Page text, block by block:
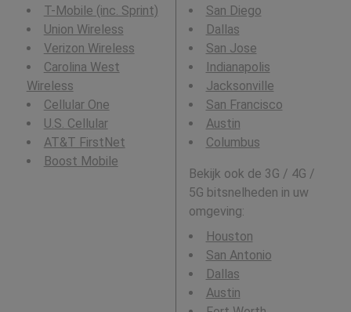
T-Mobile (inc. Sprint)
Union Wireless
Verizon Wireless
Carolina West
Wireless
Cellular One
U.S. Cellular
AT&T FirstNet
Boost Mobile
San Diego
Dallas
San Jose
Indianapolis
Jacksonville
San Francisco
Austin
Columbus
Bekijk ook de 3G / 4G /
5G bitsnelheden in uw
omgeving:
Houston
San Antonio
Dallas
Austin